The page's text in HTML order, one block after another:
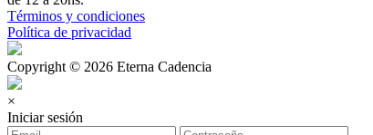
Términos y condiciones
Política de privacidad
Copyright © 2026 Eterna Cadencia
×
Iniciar sesión